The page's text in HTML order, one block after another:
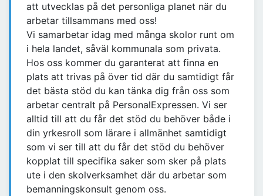
att utvecklas på det personliga planet när du
arbetar tillsammans med oss!
Vi samarbetar idag med många skolor runt om
i hela landet, såväl kommunala som privata.
Hos oss kommer du garanterat att finna en
plats att trivas på över tid där du samtidigt får
det bästa stöd du kan tänka dig från oss som
arbetar centralt på PersonalExpressen. Vi ser
alltid till att du får det stöd du behöver både i
din yrkesroll som lärare i allmänhet samtidigt
som vi ser till att du får det stöd du behöver
kopplat till specifika saker som sker på plats
ute i den skolverksamhet där du arbetar som
bemanningskonsult genom oss.